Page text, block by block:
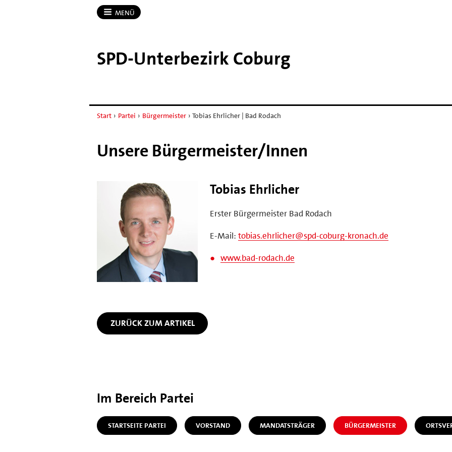
MENÜ
SPD-​Unterbezirk Coburg
Start › Partei › Bürgermeister › Tobias Ehrlicher | Bad Rodach
Unsere Bürgermeister/Innen
Tobias Ehrlicher
Erster Bürgermeister Bad Rodach
E-Mail: tobias.ehrlicher@spd-coburg-kronach.de
www.bad-rodach.de
ZURÜCK ZUM ARTIKEL
Im Bereich Partei
STARTSEITE PARTEI VORSTAND MANDATSTRÄGER BÜRGERMEISTER